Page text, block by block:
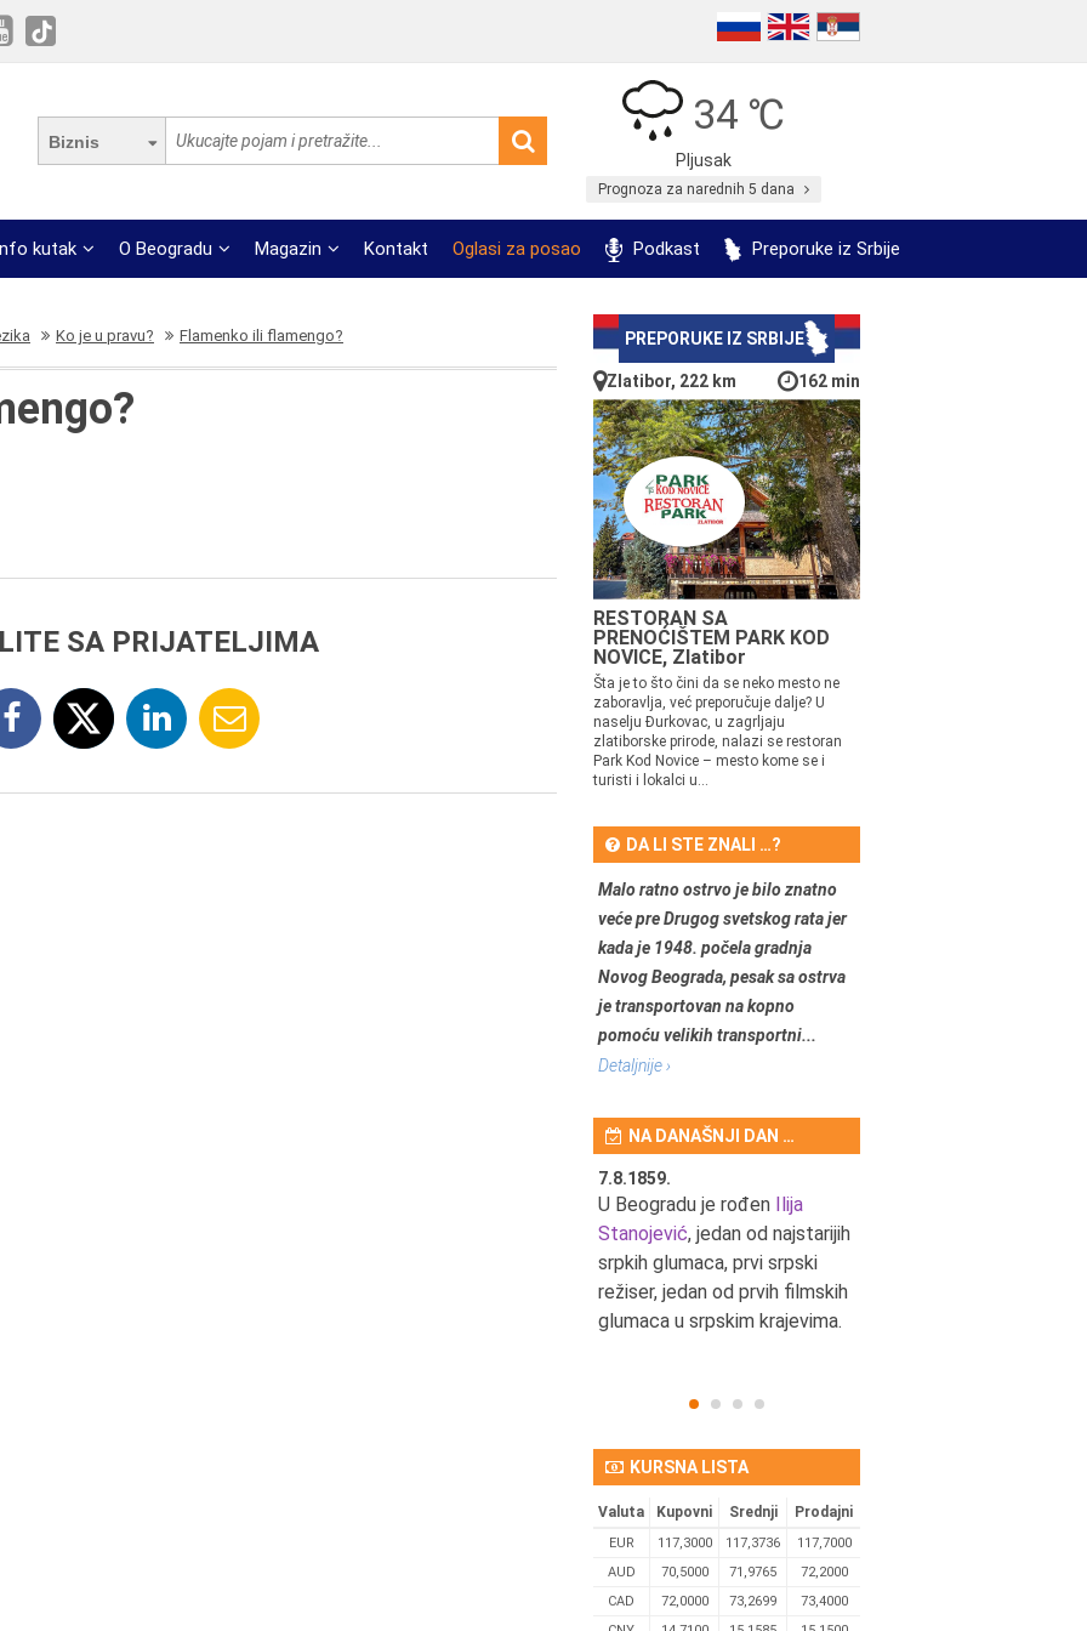
Biznis
34 ℃
Pljusak
Prognoza za narednih 5 dana
kutak O Beogradu Magazin Kontakt Oglasi za posao Podkast Preporuke iz Srbije
Ko je u pravu? Flamenko ili flamengo?
SA PRIJATELJIMA
PREPORUKE IZ SRBIJE
Zlatibor, 222 km 162 min
RESTORAN SA
PRENOĆIŠTEM PARK KOD
NOVICE, Zlatibor
Šta je to što čini da se neko mesto ne
zaboravlja, već preporučuje dalje? U
naselju Đurkovac, u zagrljaju
zlatiborske prirode, nalazi se restoran
Park Kod Novice – mesto kome se i
turisti i lokalci u...
DA LI STE ZNALI …?
Malo ratno ostrvo je bilo znatno
veće pre Drugog svetskog rata jer
kada je 1948. počela gradnja
Novog Beograda, pesak sa ostrva
je transportovan na kopno
pomoću velikih transportni...
Detaljnije ›
NA DANAŠNJI DAN …
7.8.1859.
U Beogradu je rođen Ilija
Stanojević, jedan od najstarijih
srpkih glumaca, prvi srpski
režiser, jedan od prvih filmskih
glumaca u srpskim krajevima.
KURSNA LISTA
Valuta Kupovni Srednji Prodajni
EUR 117,3000 117,3736
117,7000
AUD
70,5000 71,9765
72,2000
CAD
72,0000 73,2699
73,4000